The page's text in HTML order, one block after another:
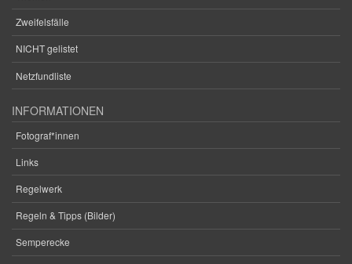
Zweifelsfälle
NICHT gelistet
Netzfundliste
INFORMATIONEN
Fotograf*innen
Links
Regelwerk
Regeln & Tipps (Bilder)
Semperecke